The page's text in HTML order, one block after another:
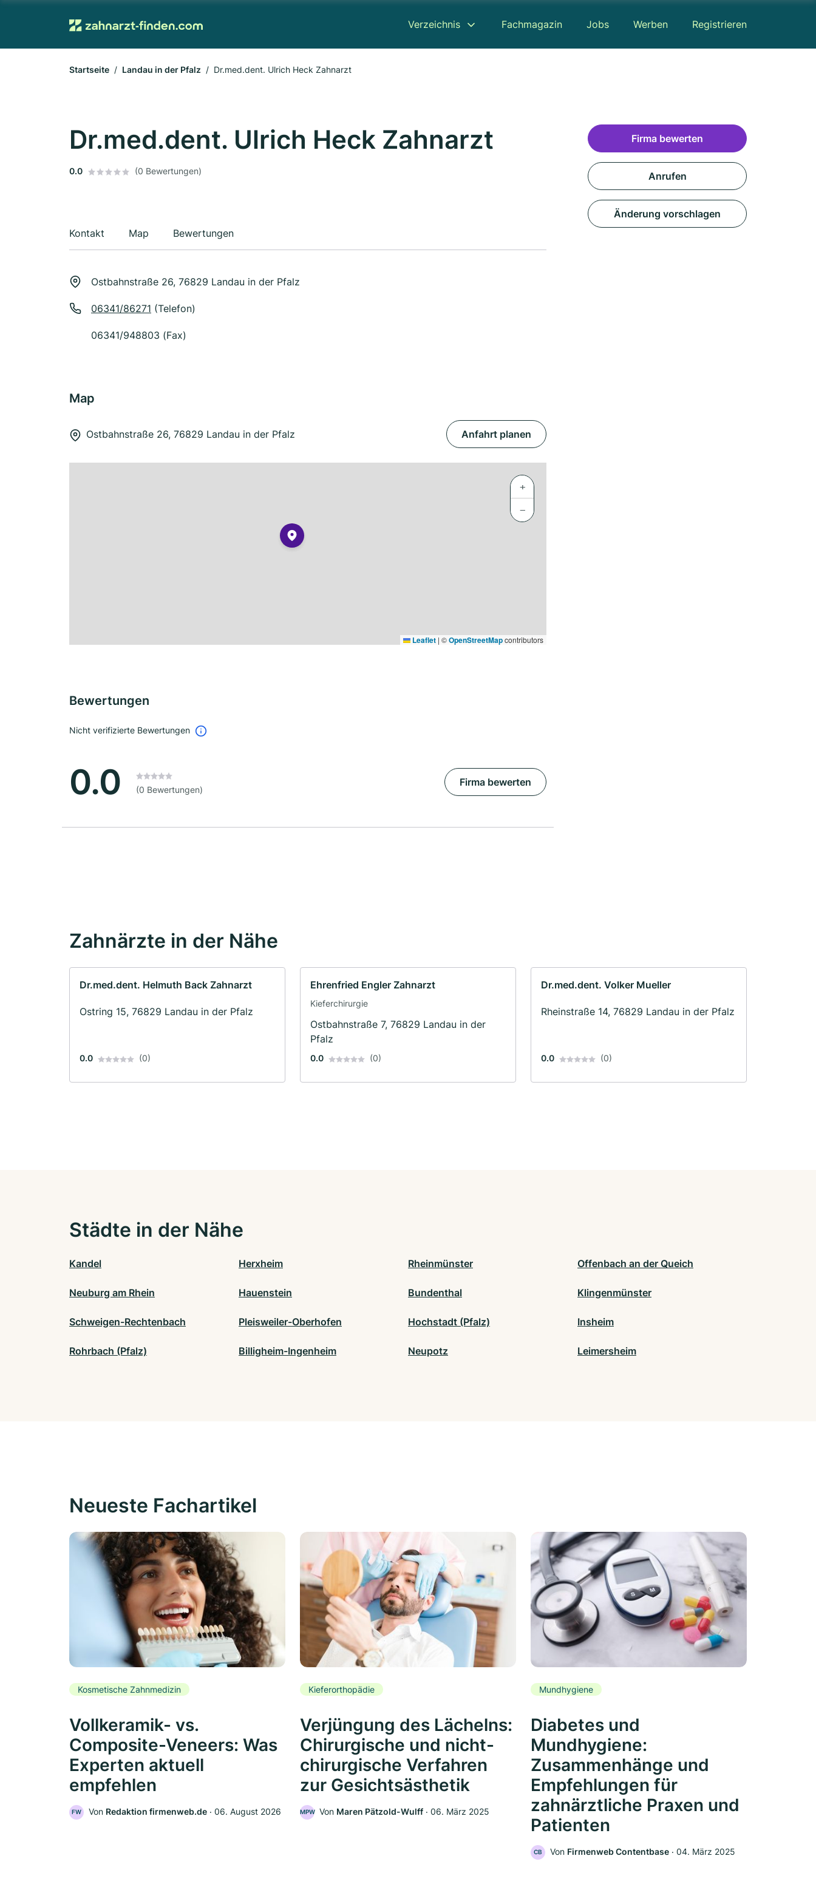
Verzeichnis Fachmagazin Jobs Werben Registrieren
Startseite Landau in der Pfalz Dr.med.dent. Ulrich Heck Zahnarzt
Dr.med.dent. Ulrich Heck Zahnarzt
0.0 (0 Bewertungen)
Kontakt Map Bewertungen
Ostbahnstraße 26, 76829 Landau in der Pfalz
06341/86271 (Telefon)
06341/948803 (Fax)
Map
Ostbahnstraße 26, 76829 Landau in der Pfalz Anfahrt planen
+
−
Leaflet | ©OpenStreetMapcontributors
Bewertungen
Nicht verifizierte Bewertungen
0.0 (0 Bewertungen)
Firma bewerten
Firma bewerten
Anrufen
Änderung vorschlagen
Zahnärzte in der Nähe
Dr.med.dent. Helmuth Back Zahnarzt
Ostring 15, 76829 Landau in der Pfalz
0.0 (0)
Ehrenfried Engler Zahnarzt
Kieferchirurgie
Ostbahnstraße 7, 76829 Landau in der
Pfalz
0.0 (0)
Dr.med.dent. Volker Mueller
Rheinstraße 14, 76829 Landau in der Pfalz
0.0 (0)
Städte in der Nähe
Kandel Herxheim Rheinmünster Offenbach an der Queich
Neuburg am Rhein Hauenstein Bundenthal Klingenmünster
Schweigen-Rechtenbach Pleisweiler-Oberhofen Hochstadt (Pfalz) Insheim
Rohrbach (Pfalz) Billigheim-Ingenheim Neupotz Leimersheim
Neueste Fachartikel
Kosmetische Zahnmedizin
Vollkeramik- vs.
Composite-Veneers: Was
Experten aktuell
empfehlen
FW Von Redaktion firmenweb.de ‧ 06. August 2026
Kieferorthopädie
Verjüngung des Lächelns:
Chirurgische und nicht-
chirurgische Verfahren
zur Gesichtsästhetik
MPW Von Maren Pätzold-Wulff ‧ 06. März 2025
Mundhygiene
Diabetes und
Mundhygiene:
Zusammenhänge und
Empfehlungen für
zahnärztliche Praxen und
Patienten
CB Von Firmenweb Contentbase ‧ 04. März 2025